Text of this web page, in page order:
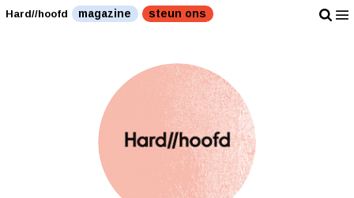
Hard//hoofd magazine steun ons